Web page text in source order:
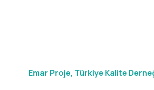
Emar Proje, Türkiye Kalite